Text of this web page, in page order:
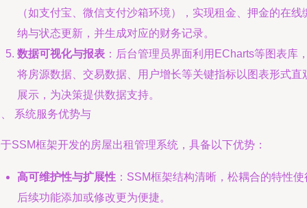
（如支付宝、微信支付沙箱环境），实现租金、押金的在线
纳与状态更新，并生成对应的财务记录。
数据可视化与报表 ：后台管理员界面利用ECharts等图表库
将房源数据、交易数据、用户增长等关键指标以图表形式直
展示，为决策提供数据支持。
系统服务优势与
SSM框架开发的房屋出租管理系统，具备以下优势：
高可维护性与扩展性 ：SSM框架结构清晰，松耦合的特性使
后续功能添加或修改更为便捷。